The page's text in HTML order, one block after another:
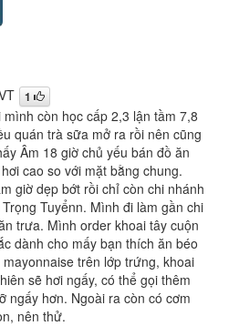
1
còn học cấp 2,3 lận tầm 7,8
quán trà sữa mở ra rồi nên cũng
Âm 18 giờ chủ yếu bán đồ ăn
cao so với mặt bằng chung.
giờ dẹp bớt rồi chỉ còn chi nhánh
Tuyểnn. Mình đi làm gần chi
trưa. Mình order khoai tây cuộn
dành cho mấy bạn thích ăn béo
trên lớp trứng, khoai
sẽ hơi ngấy, có thể gọi thêm
ngấy hơn. Ngoài ra còn có cơm
nên thử.